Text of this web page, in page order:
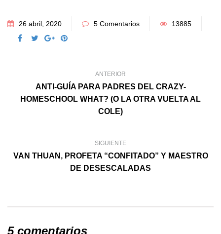
26 abril, 2020 5 Comentarios 13885
ANTERIOR
ANTI-GUÍA PARA PADRES DEL CRAZY-
HOMESCHOOL WHAT? (O LA OTRA VUELTA AL
COLE)
SIGUIENTE
VAN THUAN, PROFETA “CONFITADO” Y MAESTRO
DE DESESCALADAS
5 comentarios